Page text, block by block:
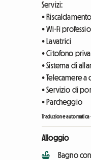
Servizi:
•
• Wi-Fi
• Lavatrici
• Citofono
• Sistema di
• Telecamere
• Servizio di
• Parcheggio
Traduzione automatica
Alloggio
Bagno